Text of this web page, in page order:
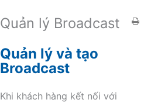
Quản lý Broadcast
Quản lý và tạo
Broadcast
Khi khách hàng kết nối với